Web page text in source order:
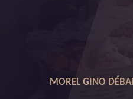
MOREL GINO